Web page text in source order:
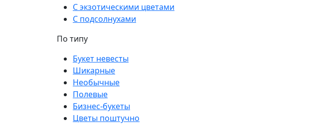
С экзотическими цветами
С подсолнухами
По типу
Букет невесты
Шикарные
Необычные
Полевые
Бизнес-букеты
Цветы поштучно